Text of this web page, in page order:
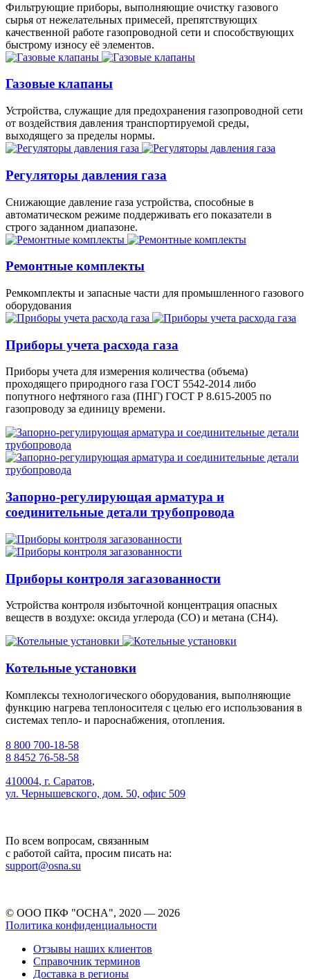
Фильтрующие приборы, выполняющие очистку газового
сырья от нежелательных примесей, препятствующих
качественной работе газопроводной сети и способствующих
быстрому износу её элементов.
Газовые клапаны
Устройства, служащие для предохранения газопроводной сети
от воздействия давления транспортируемой среды,
выходящего за пределы нормы.
Регуляторы давления газа
Снижающие давление газа устройства, способные в
автоматическом режиме поддерживать его показатели в
строго заданном диапазоне.
Ремонтные комплекты
Ремкомплекты и запасные части для промышленного газового
оборудования
Приборы учета расхода газа
Приборы учета для измерения количества (объема)
проходящего природного газа ГОСТ 5542-2014 либо
попутного нефтяного газа (ПНГ) ГОСТ Р 8.615-2005 по
газопроводу за единицу времени.
Запорно-регулирующая арматура и
соединительные детали трубопровода
Приборы контроля загазованности
Устройства контроля избыточной концентрация опасных
веществ в воздухе: оксида углерода (СО) и метана (СН4).
Котельные установки
Комплексы технологического оборудования, выполняющие
функцию нагрева теплоносителя с целью его использования в
системах тепло- и пароснабжения, отопления.
8 800 700-18-58
8 8452 76-58-58
410004, г. Саратов,
ул. Чернышевского, дом. 50, офис 509
По всем вопросам, связанным
с работой сайта, просим писать на:
support@osna.su
© ООО ПКФ "ОСНА", 2020 — 2026
Политика конфиденциальности
Отзывы наших клиентов
Справочник терминов
Доставка в регионы